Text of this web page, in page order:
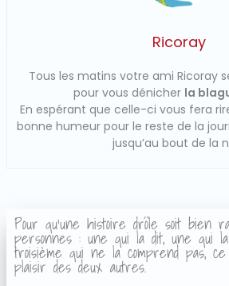
Ricoray
Tous les matins votre ami Ricoray
pour vous dénicher la
En espérant que celle-ci vous fera
bonne humeur pour le reste de la
jusqu’au bout de la
Pour qu'une histoire drôle soit bien
personnes : une qui la dit, une qui
troisième qui ne la comprend pas,
plaisir des deux autres.